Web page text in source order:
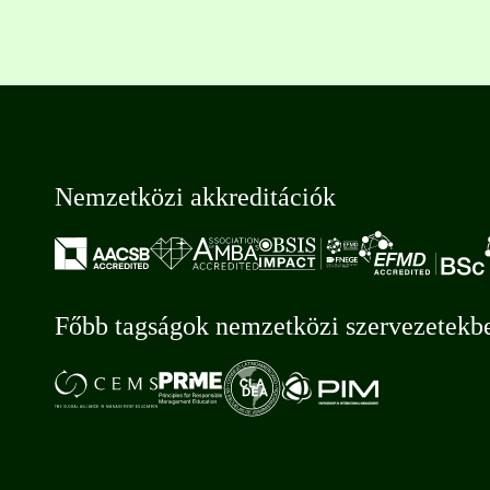
Nemzetközi akkreditációk
Főbb tagságok nemzetközi